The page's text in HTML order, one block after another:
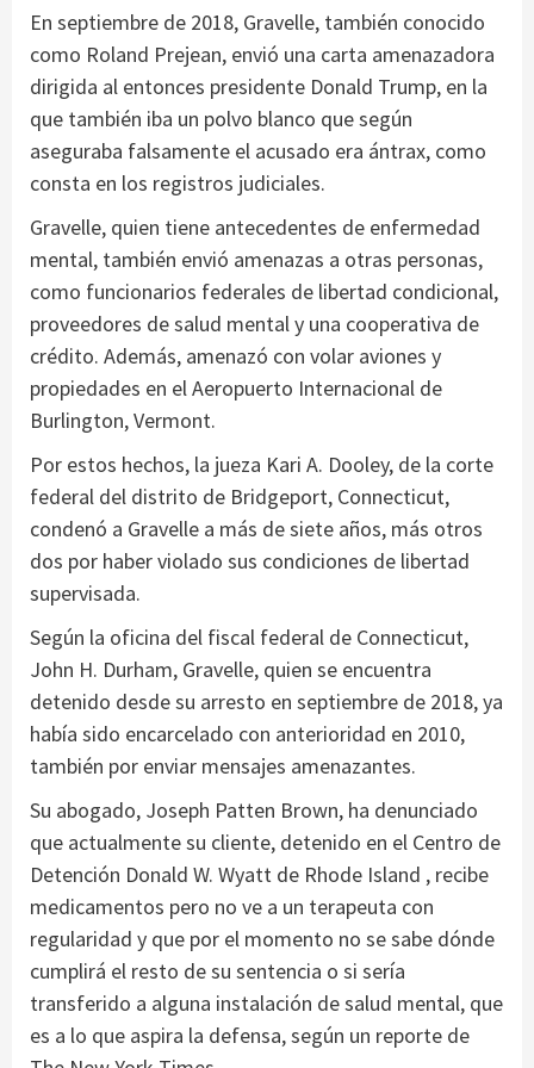
En septiembre de 2018, Gravelle, también conocido
como Roland Prejean, envió una carta amenazadora
dirigida al entonces presidente Donald Trump, en la
que también iba un polvo blanco que según
aseguraba falsamente el acusado era ántrax, como
consta en los registros judiciales.
Gravelle, quien tiene antecedentes de enfermedad
mental, también envió amenazas a otras personas,
como funcionarios federales de libertad condicional,
proveedores de salud mental y una cooperativa de
crédito. Además, amenazó con volar aviones y
propiedades en el Aeropuerto Internacional de
Burlington, Vermont.
Por estos hechos, la jueza Kari A. Dooley, de la corte
federal del distrito de Bridgeport, Connecticut,
condenó a Gravelle a más de siete años, más otros
dos por haber violado sus condiciones de libertad
supervisada.
Según la oficina del fiscal federal de Connecticut,
John H. Durham, Gravelle, quien se encuentra
detenido desde su arresto en septiembre de 2018, ya
había sido encarcelado con anterioridad en 2010,
también por enviar mensajes amenazantes.
Su abogado, Joseph Patten Brown, ha denunciado
que actualmente su cliente, detenido en el Centro de
Detención Donald W. Wyatt de Rhode Island , recibe
medicamentos pero no ve a un terapeuta con
regularidad y que por el momento no se sabe dónde
cumplirá el resto de su sentencia o si sería
transferido a alguna instalación de salud mental, que
es a lo que aspira la defensa, según un reporte de